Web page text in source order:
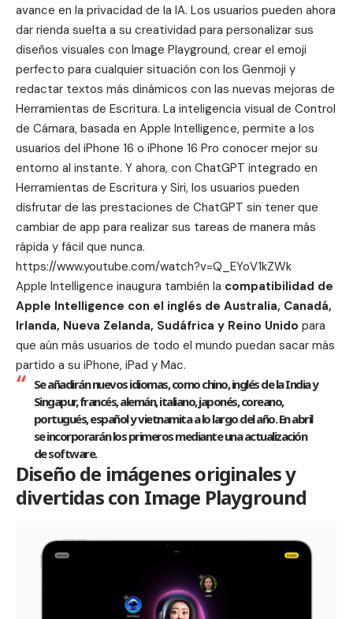
avance en la privacidad de la IA. Los usuarios pueden ahora
dar rienda suelta a su creatividad para personalizar sus
diseños visuales con Image Playground, crear el emoji
perfecto para cualquier situación con los Genmoji y
redactar textos más dinámicos con las nuevas mejoras de
Herramientas de Escritura. La inteligencia visual de Control
de Cámara, basada en Apple Intelligence, permite a los
usuarios del iPhone 16 o iPhone 16 Pro conocer mejor su
entorno al instante. Y ahora, con ChatGPT integrado en
Herramientas de Escritura y Siri, los usuarios pueden
disfrutar de las prestaciones de ChatGPT sin tener que
cambiar de app para realizar sus tareas de manera más
rápida y fácil que nunca.
https://www.youtube.com/watch?v=Q_EYoV1kZWk
Apple Intelligence inaugura también la compatibilidad de
Apple Intelligence con el inglés de Australia, Canadá,
Irlanda, Nueva Zelanda, Sudáfrica y Reino Unido para
que aún más usuarios de todo el mundo puedan sacar más
partido a su iPhone, iPad y Mac.
Se añadirán nuevos idiomas, como chino, inglés de la India y
Singapur, francés, alemán, italiano, japonés, coreano,
portugués, español y vietnamita a lo largo del año. En abril
se incorporarán los primeros mediante una actualización
de software.
Diseño de imágenes originales y
divertidas con Image Playground